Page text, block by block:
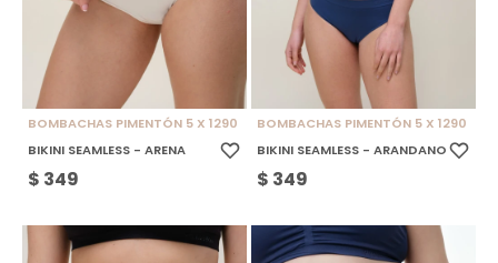
BOMBACHAS PIMENTÓN 5 X 1290
BIKINI SEAMLESS - ARENA
$ 349
BOMBACHAS PIMENTÓN 5 X 1290
BIKINI SEAMLESS - ARANDANO
$ 349